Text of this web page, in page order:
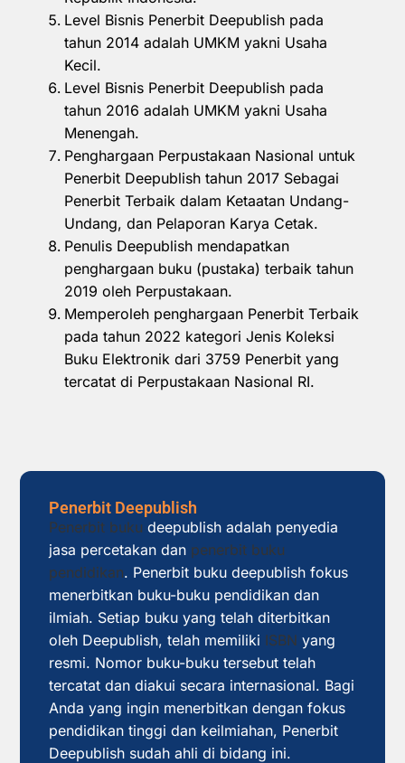
Level Bisnis Penerbit Deepublish pada
tahun 2014 adalah UMKM yakni Usaha
Kecil.
Level Bisnis Penerbit Deepublish pada
tahun 2016 adalah UMKM yakni Usaha
Menengah.
Penghargaan Perpustakaan Nasional untuk
Penerbit Deepublish tahun 2017 Sebagai
Penerbit Terbaik dalam Ketaatan Undang-
Undang, dan Pelaporan Karya Cetak.
Penulis Deepublish mendapatkan
penghargaan buku (pustaka) terbaik tahun
2019 oleh Perpustakaan.
Memperoleh penghargaan Penerbit Terbaik
pada tahun 2022 kategori Jenis Koleksi
Buku Elektronik dari 3759 Penerbit yang
tercatat di Perpustakaan Nasional RI.
Penerbit Deepublish
Penerbit buku deepublish adalah penyedia
jasa percetakan dan penerbit buku
pendidikan. Penerbit buku deepublish fokus
menerbitkan buku-buku pendidikan dan
ilmiah. Setiap buku yang telah diterbitkan
oleh Deepublish, telah memiliki ISBN yang
resmi. Nomor buku-buku tersebut telah
tercatat dan diakui secara internasional. Bagi
Anda yang ingin menerbitkan dengan fokus
pendidikan tinggi dan keilmiahan, Penerbit
Deepublish sudah ahli di bidang ini.